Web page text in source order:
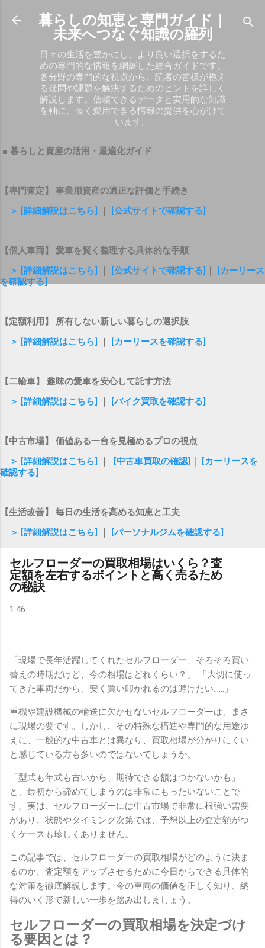
スキップしてメイン コンテンツに移動
暮らしの知恵と専門ガイド｜
未来へつなぐ知識の羅列
日々の生活を豊かにし、より良い選択をするた
めの専門的な情報を網羅した総合ガイドです。
各分野の専門的な視点から、読者の皆様が抱え
る疑問や課題を解決するためのヒントを詳しく
解説します。信頼できるデータと実用的な知識
を軸に、長く愛用できる情報の提供を心がけて
います。
■ 暮らしと資産の活用・最適化ガイド
【専門査定】 事業用資産の適正な評価と手続き
＞ [詳細解説はこちら]
[公式サイトで確認する]
【個人車両】 愛車を賢く整理する具体的な手順
＞ [詳細解説はこちら]
[公式サイトで確認する]
[カーリース
を確認する]
【定額利用】 所有しない新しい暮らしの選択肢
＞ [詳細解説はこちら]
[カーリースを確認する]
【二輪車】 趣味の愛車を安心して託す方法
＞ [詳細解説はこちら]
[バイク買取を確認する]
【中古市場】 価値ある一台を見極めるプロの視点
＞ [詳細解説はこちら]
[中古車買取の確認]
[カーリースを
確認する]
【生活改善】 毎日の生活を高める知恵と工夫
＞ [詳細解説はこちら]
[パーソナルジムを確認する]
セルフローダーの買取相場はいくら？査
定額を左右するポイントと高く売るため
の秘訣
1:46
「現場で長年活躍してくれたセルフローダー、そろそろ買い
替えの時期だけど、今の相場はどれくらい？」 「大切に使っ
てきた車両だから、安く買い叩かれるのは避けたい……」
重機や建設機械の輸送に欠かせないセルフローダーは、まさ
に現場の要です。しかし、その特殊な構造や専門的な用途ゆ
えに、一般的な中古車とは異なり、買取相場が分かりにくい
と感じている方も多いのではないでしょうか。
「型式も年式も古いから、期待できる額はつかないかも」
と、最初から諦めてしまうのは非常にもったいないことで
す。実は、セルフローダーには中古市場で非常に根強い需要
があり、状態やタイミング次第では、予想以上の査定額がつ
くケースも珍しくありません。
この記事では、セルフローダーの買取相場がどのように決ま
るのか、査定額をアップさせるために今日からできる具体的
な対策を徹底解説します。今の車両の価値を正しく知り、納
得のいく形で新しい一歩を踏み出しましょう。
セルフローダーの買取相場を決定づけ
る要因とは？